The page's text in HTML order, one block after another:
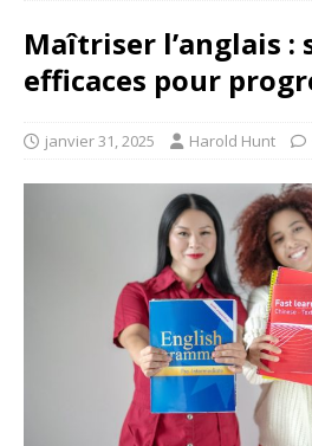
Maîtriser l’anglais :
efficaces pour
janvier 31, 2025 Harold Hunt